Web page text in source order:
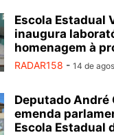
Escola Estadual
inaugura
homenagem à
RADAR158 - 14 de
Deputado André
emenda
Escola Estadual